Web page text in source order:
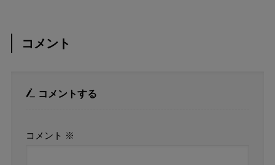
コメント
コメントする
コメント ※